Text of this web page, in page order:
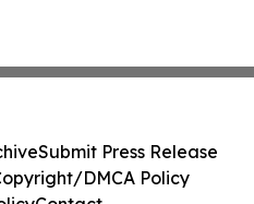
Submit Press Release
DMCA Policy